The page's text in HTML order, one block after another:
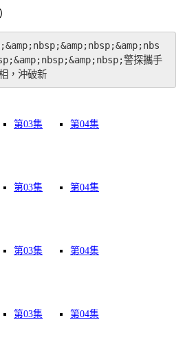
警探攜手
，沖破新
第03集
第04集
第03集
第04集
第03集
第04集
第03集
第04集